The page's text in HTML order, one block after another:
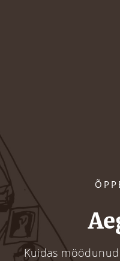
Kuidas